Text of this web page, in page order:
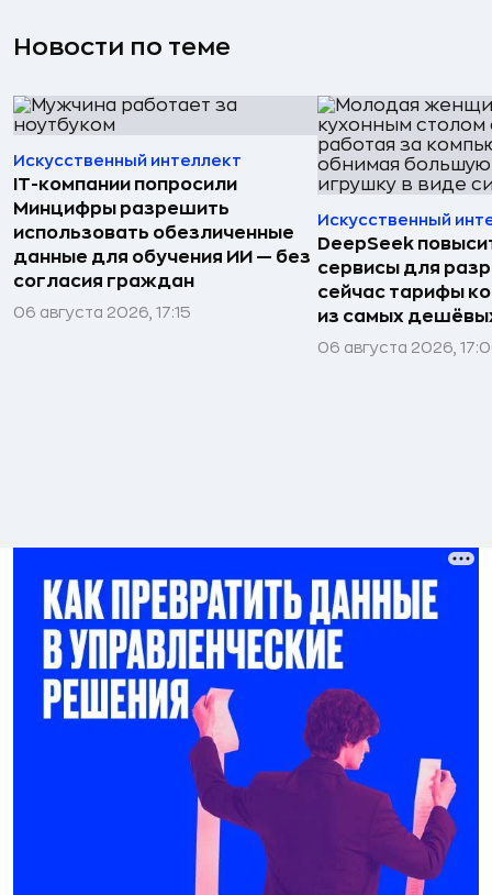
Новости по теме
Искусственный интеллект
IT-компании попросили
Минцифры разрешить
использовать обезличенные
данные для обучения ИИ — без
согласия граждан
06 августа 2026, 17:15
Искусственный
DeepSeek
сервисы для
сейчас тарифы
из самых
06 августа 2026,